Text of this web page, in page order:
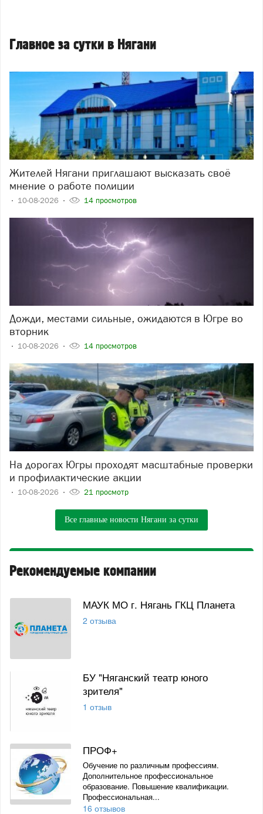
Главное за сутки в Нягани
Жителей Нягани приглашают высказать своё
мнение о работе полиции
10-08-2026 14 просмотров
Дожди, местами сильные, ожидаются в Югре во
вторник
10-08-2026 14 просмотров
На дорогах Югры проходят масштабные проверки
и профилактические акции
10-08-2026 21 просмотр
Все главные новости Нягани за сутки
Рекомендуемые компании
МАУК МО г. Нягань ГКЦ Планета
2 отзыва
БУ "Няганский театр юного
зрителя"
1 отзыв
ПРОФ+
Обучение по различным профессиям.
Дополнительное профессиональное
образование. Повышение квалификации.
Профессиональная...
16 отзывов